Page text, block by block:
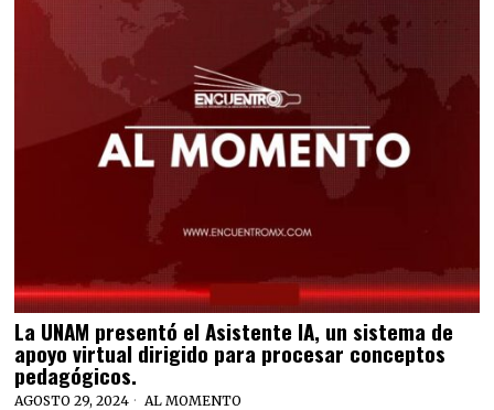
La UNAM presentó el Asistente IA, un sistema de
apoyo virtual dirigido para procesar conceptos
pedagógicos.
AGOSTO 29, 2024 AL MOMENTO